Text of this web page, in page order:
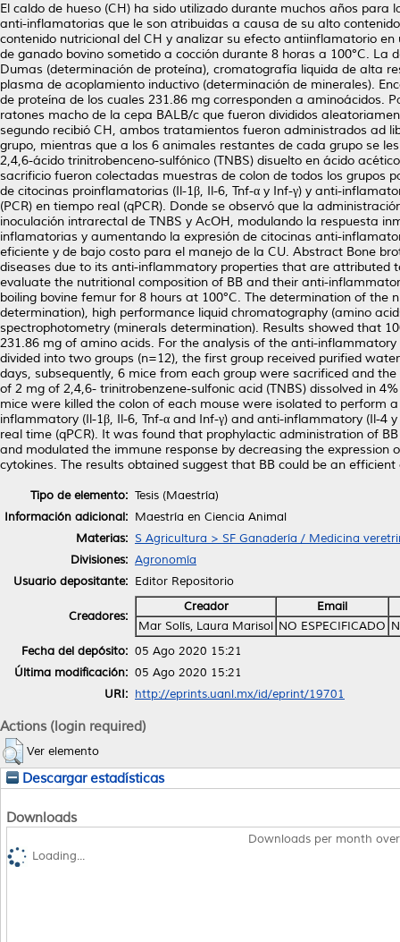
El caldo de hueso (CH) ha sido utilizado durante muchos años
anti-inflamatorias que le son atribuidas a causa de su alto
contenido nutricional del CH y analizar su efecto antiinflamatorio
de ganado bovino sometido a cocción durante 8 horas a 100°C.
Dumas (determinación de proteína), cromatografía liquida de alta
plasma de acoplamiento inductivo (determinación de minerales).
de proteína de los cuales 231.86 mg corresponden a aminoácidos.
ratones macho de la cepa BALB/c que fueron divididos
segundo recibió CH, ambos tratamientos fueron administrados ad
grupo, mientras que a los 6 animales restantes de cada grupo se
2,4,6-ácido trinitrobenceno-sulfónico (TNBS) disuelto en ácido
sacrificio fueron colectadas muestras de colon de todos los grupos
de citocinas proinflamatorias (Il-1β, Il-6, Tnf-α y Inf-γ) y anti-
(PCR) en tiempo real (qPCR). Donde se observó que la
inoculación intrarectal de TNBS y AcOH, modulando la respuesta
inflamatorias y aumentando la expresión de citocinas anti-
eficiente y de bajo costo para el manejo de la CU. Abstract Bone
diseases due to its anti-inflammatory properties that are attributed
evaluate the nutritional composition of BB and their anti-
boiling bovine femur for 8 hours at 100°C. The determination of
determination), high performance liquid chromatography (amino
spectrophotometry (minerals determination). Results showed that
231.86 mg of amino acids. For the analysis of the anti-
divided into two groups (n=12), the first group received purified
days, subsequently, 6 mice from each group were sacrificed and
of 2 mg of 2,4,6- trinitrobenzene-sulfonic acid (TNBS) dissolved in
mice were killed the colon of each mouse were isolated to perform
inflammatory (Il-1β, Il-6, Tnf-α and Inf-γ) and anti-inflammatory (Il-4
real time (qPCR). It was found that prophylactic administration of
and modulated the immune response by decreasing the
cytokines. The results obtained suggest that BB could be an
Tipo de elemento: Tesis (Maestría)
Información adicional: Maestría en Ciencia Animal
Materias: S Agricultura > SF Ganadería / Medicina
Divisiones: Agronomía
Usuario depositante: Editor Repositorio
Creadores:
Creador
Email
Mar Solís, Laura Marisol NO ESPECIFICADO
Fecha del depósito: 05 Ago 2020 15:21
Última modificación: 05 Ago 2020 15:21
URI: http://eprints.uanl.mx/id/eprint/19701
Actions (login required)
Ver elemento
Descargar estadísticas
Downloads
Downloads per month
Loading...